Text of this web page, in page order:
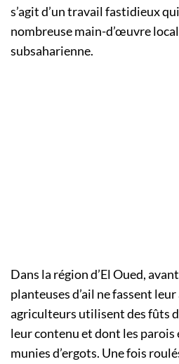
s’agit d’un travail fastidieux
nombreuse main-d’œuvre
subsaharienne.
Dans la région d’El Oued,
planteuses d’ail ne fassent
agriculteurs utilisent des fûts
leur contenu et dont les
munies d’ergots. Une fois